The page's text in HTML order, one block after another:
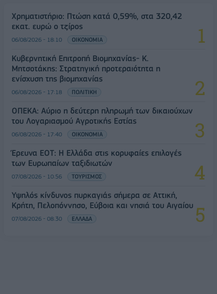
Χρηματιστήριο: Πτώση κατά 0,59%, στα 320,42
εκατ. ευρώ ο τζίρος
06/08/2026 - 18:10 ΟΙΚΟΝΟΜΙΑ
Κυβερνητική Επιτροπή Βιομηχανίας- Κ.
Μητσοτάκης: Στρατηγική προτεραιότητα η
ενίσχυση της βιομηχανίας
06/08/2026 - 17:18 ΠΟΛΙΤΙΚΗ
ΟΠΕΚΑ: Αύριο η δεύτερη πληρωμή των δικαιούχων
του Λογαριασμού Αγροτικής Εστίας
06/08/2026 - 17:40 ΟΙΚΟΝΟΜΙΑ
Έρευνα ΕΟΤ: Η Ελλάδα στις κορυφαίες επιλογές
των Ευρωπαίων ταξιδιωτών
07/08/2026 - 10:56 ΤΟΥΡΙΣΜΟΣ
Υψηλός κίνδυνος πυρκαγιάς σήμερα σε Αττική,
Κρήτη, Πελοπόννησο, Εύβοια και νησιά του Αιγαίου
07/08/2026 - 08:30 ΕΛΛΑΔΑ